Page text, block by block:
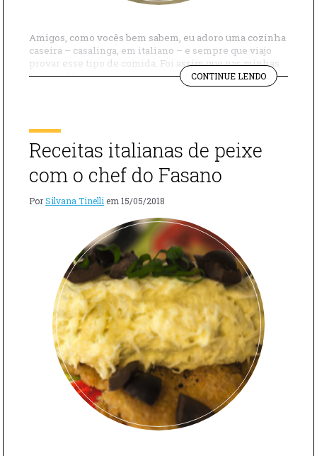
Amigos, como vocês bem sabem, eu adoro uma cozinha
caseira – casalinga, em italiano – e sempre que viajo
provar esse tipo de comida. Foi assim que nas minhas
últimas férias eu visitei o restaurante Le Zie e provei o
macarrão com grão-de-bico, um prato típico de Lecce.
CONTINUE LENDO
COM
Receitas italianas de peixe
com o chef do Fasano
PorSilvana Tinelli em 15/05/2018